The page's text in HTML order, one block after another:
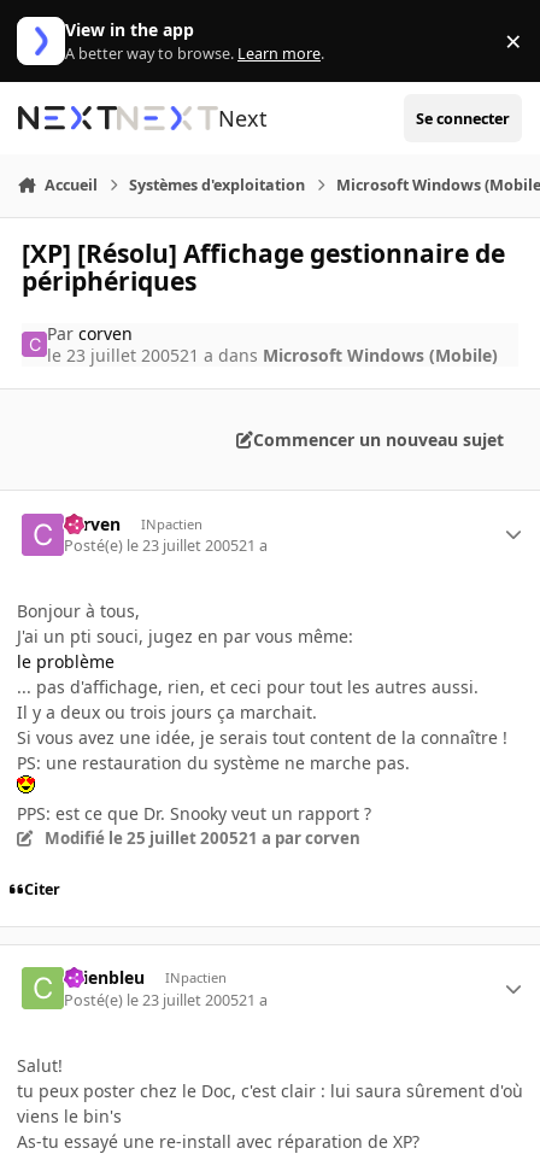
Aller au contenu
View in the app
A better way to browse. Learn more. ×
Next Se connecter
Accueil Systèmes d'exploitation Microsoft Windows
[XP] [Résolu] Affichage gestionnaire de
périphériques
Parcorven
le 23 juillet 200521 a dans Microsoft Windows (Mobile)
Commencer un nouveau sujet
corven INpactien
Posté(e) le 23 juillet 200521 a
Bonjour à tous,
J'ai un pti souci, jugez en par vous même:
le problème
... pas d'affichage, rien, et ceci pour tout les autres aussi.
Il y a deux ou trois jours ça marchait.
Si vous avez une idée, je serais tout content de la connaître !
PS: une restauration du système ne marche pas.
PPS: est ce que Dr. Snooky veut un rapport ?
Modifié le 25 juillet 200521 a par corven
Citer
chienbleu INpactien
Posté(e) le 23 juillet 200521 a
Salut!
tu peux poster chez le Doc, c'est clair : lui saura sûrement d'où
viens le bin's
As-tu essayé une re-install avec réparation de XP?